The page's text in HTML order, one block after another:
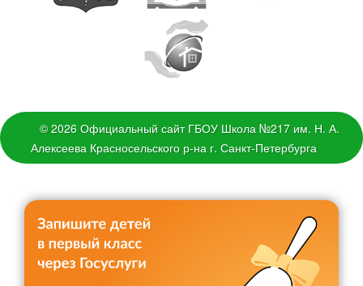
© 2026 Официальный сайт ГБОУ Школа №217 им. Н. А.
Алексеева Красносельского р-на г. Санкт-Петербурга